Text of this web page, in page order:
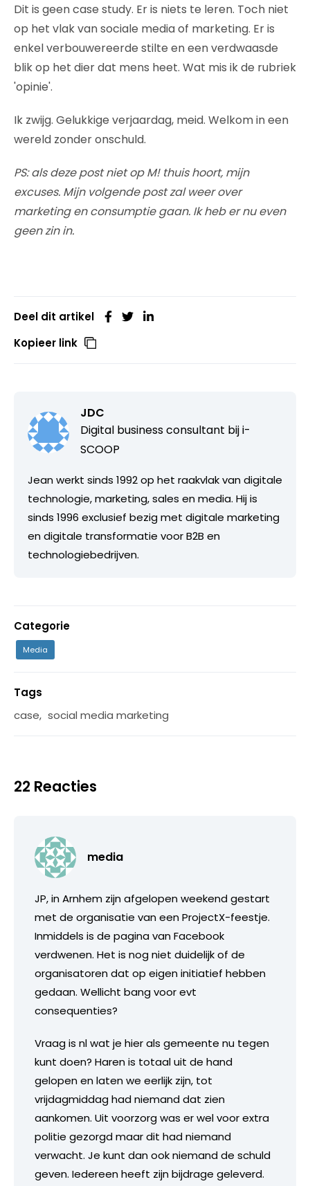
Dit is geen case study. Er is niets te leren. Toch niet
op het vlak van sociale media of marketing. Er is
enkel verbouwereerde stilte en een verdwaasde
blik op het dier dat mens heet. Wat mis ik de rubriek
'opinie'.
Ik zwijg. Gelukkige verjaardag, meid. Welkom in een
wereld zonder onschuld.
PS: als deze post niet op M! thuis hoort, mijn
excuses. Mijn volgende post zal weer over
marketing en consumptie gaan. Ik heb er nu even
geen zin in.
Deel dit artikel
Kopieer link
JDC
Digital business consultant biji-
SCOOP
Jean werkt sinds 1992 op het raakvlak van digitale
technologie, marketing, sales en media. Hij is
sinds 1996 exclusief bezig met digitale marketing
en digitale transformatie voor B2B en
technologiebedrijven.
Categorie
Media
Tags
case, social media marketing
22 Reacties
media
JP, in Arnhem zijn afgelopen weekend gestart
met de organisatie van een ProjectX-feestje.
Inmiddels is de pagina van Facebook
verdwenen. Het is nog niet duidelijk of de
organisatoren dat op eigen initiatief hebben
gedaan. Wellicht bang voor evt
consequenties?
Vraag is nl wat je hier als gemeente nu tegen
kunt doen? Haren is totaal uit de hand
gelopen en laten we eerlijk zijn, tot
vrijdagmiddag had niemand dat zien
aankomen. Uit voorzorg was er wel voor extra
politie gezorgd maar dit had niemand
verwacht. Je kunt dan ook niemand de schuld
geven. Iedereen heeft zijn bijdrage geleverd.